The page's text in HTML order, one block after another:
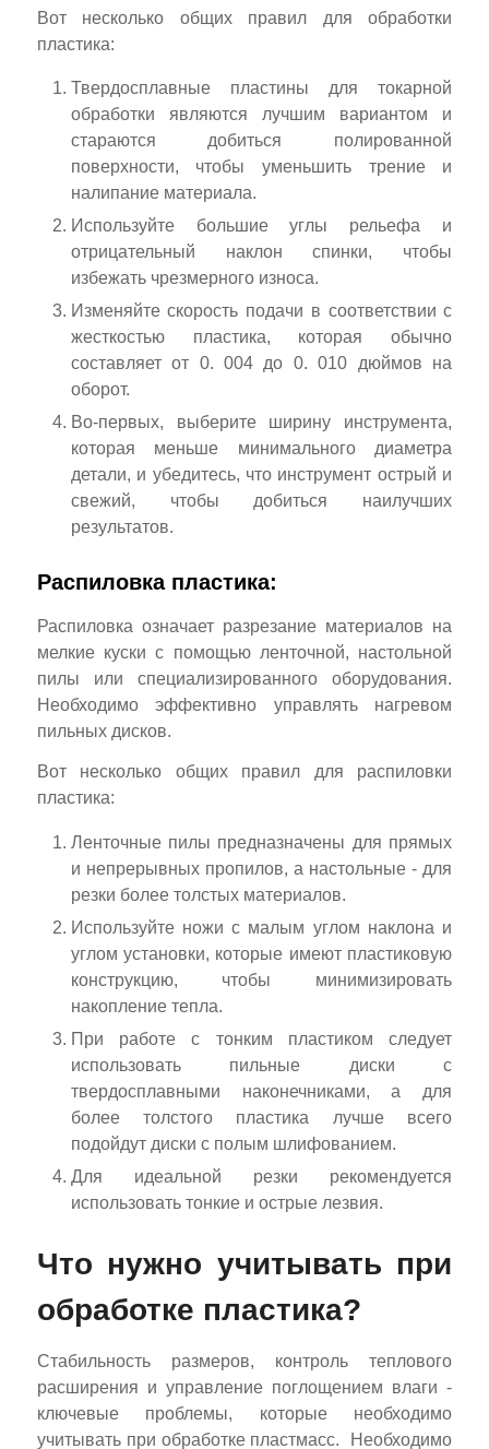
Вот несколько общих правил для обработки
пластика:
Твердосплавные пластины для токарной
обработки являются лучшим вариантом и
стараются добиться полированной
поверхности, чтобы уменьшить трение и
налипание материала.
Используйте большие углы рельефа и
отрицательный наклон спинки, чтобы
избежать чрезмерного износа.
Изменяйте скорость подачи в соответствии с
жесткостью пластика, которая обычно
составляет от 0. 004 до 0. 010 дюймов на
оборот.
Во-первых, выберите ширину инструмента,
которая меньше минимального диаметра
детали, и убедитесь, что инструмент острый и
свежий, чтобы добиться наилучших
результатов.
Распиловка пластика:
Распиловка означает разрезание материалов на
мелкие куски с помощью ленточной, настольной
пилы или специализированного оборудования.
Необходимо эффективно управлять нагревом
пильных дисков.
Вот несколько общих правил для распиловки
пластика:
Ленточные пилы предназначены для прямых
и непрерывных пропилов, а настольные - для
резки более толстых материалов.
Используйте ножи с малым углом наклона и
углом установки, которые имеют пластиковую
конструкцию, чтобы минимизировать
накопление тепла.
При работе с тонким пластиком следует
использовать пильные диски с
твердосплавными наконечниками, а для
более толстого пластика лучше всего
подойдут диски с полым шлифованием.
Для идеальной резки рекомендуется
использовать тонкие и острые лезвия.
Что нужно учитывать при
обработке пластика?
Стабильность размеров, контроль теплового
расширения и управление поглощением влаги -
ключевые проблемы, которые необходимо
учитывать при обработке пластмасс.
Необходимо